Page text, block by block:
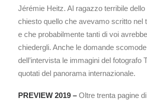
Jérémie Heitz. Al ragazzo terribile
chiesto quello che avevamo scritto nel
e che probabilmente tanti di voi
chiedergli. Anche le domande
dell’intervista le immagini del fotografo
quotati del panorama internazionale.
PREVIEW 2019 – Oltre trenta pagine